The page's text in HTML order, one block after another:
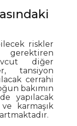
riskler
gerektiren
diğer
tansiyon
cerrahi
bakımın
yapılacak
karmaşık